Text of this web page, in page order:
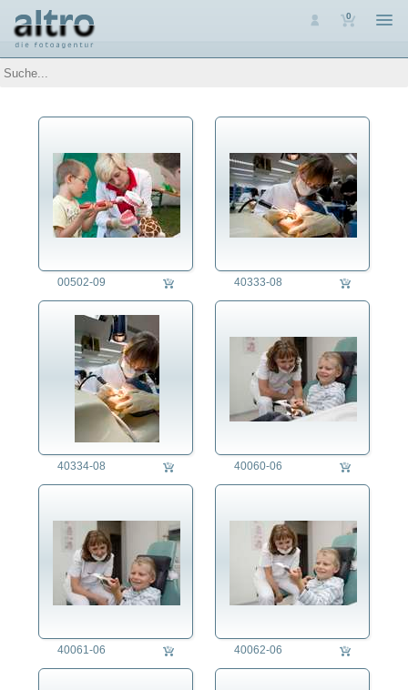
0
Auswahl
Themen
Arbeitslosigkeit
Arbeitssicherheit
Ausbildung
Beruf
Apotheker/in
Arzthelfer/in
Bäcker/in
Barmixer/in
Bauarbeiter/in
Bibliothekar/in
Briefträger/in
Busfahrer/in
Chemiker/in
Chirurg/in
Dirigent/in
Dreher/in
00502-09 40333-08
40334-08 40060-06
40061-06 40062-06